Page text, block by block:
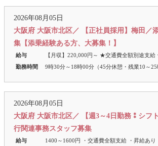
2026年08月05日
大阪府 大阪市北区／ 【正社員採用】梅田／
集【添乗経験ある方、大募集！】
給与
【月収】220,000円～ ★交通費全額別途支
勤務時間
9時30分～18時00分（45分休憩・残業10～
2026年08月05日
大阪府 大阪市北区／ 【週3～4日勤務⁑シフ
行関連事務スタッフ募集
給与
1400～1600円 ・交通費全額支給 ・昇給あり